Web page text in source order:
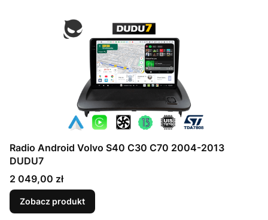
Radio Android Volvo S40 C30 C70 2004-2013
DUDU7
Cena
2 049,00 zł
Zobacz produkt